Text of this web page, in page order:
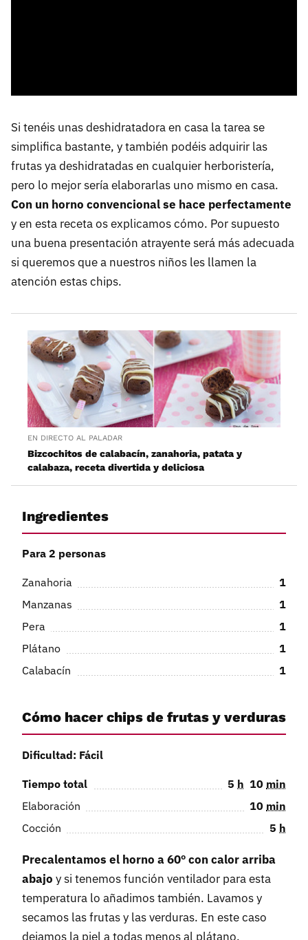
Si tenéis unas deshidratadora en casa la tarea se
simplifica bastante, y también podéis adquirir las
frutas ya deshidratadas en cualquier herboristería,
pero lo mejor sería elaborarlas uno mismo en casa.
Con un horno convencional se hace perfectamente
y en esta receta os explicamos cómo. Por supuesto
una buena presentación atrayente será más adecuada
si queremos que a nuestros niños les llamen la
atención estas chips.
EN DIRECTO AL PALADAR
Bizcochitos de calabacín, zanahoria, patata y
calabaza, receta divertida y deliciosa
Ingredientes
Para 2 personas
Zanahoria
1
Manzanas
1
Pera
1
Plátano
1
Calabacín
1
Cómo hacer chips de frutas y verduras
Dificultad: Fácil
Tiempo total 5 h 10 min
Elaboración
10 min
Cocción
5 h
Precalentamos el horno a 60º con calor arriba
abajo y si tenemos función ventilador para esta
temperatura lo añadimos también. Lavamos y
secamos las frutas y las verduras. En este caso
dejamos la piel a todas menos al plátano.